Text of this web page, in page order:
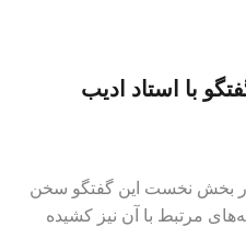
با استاد اديب
بخش نخست اين گفتگو سخن
مرتبط با آن نيز كشيده